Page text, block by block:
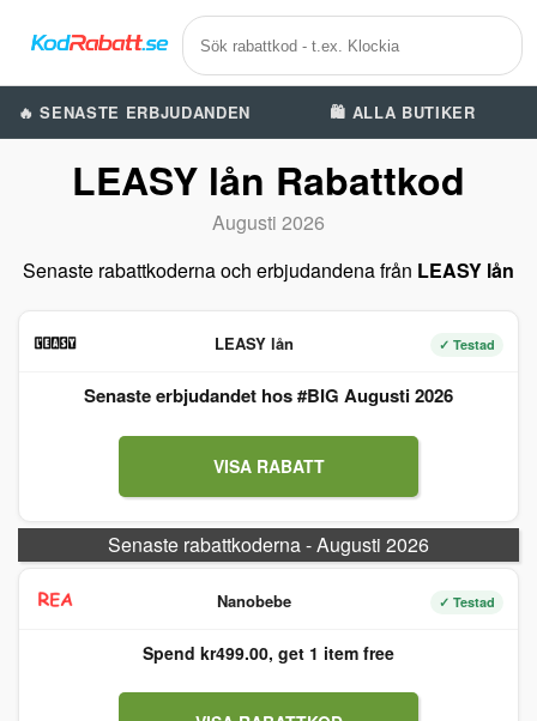
🔥 SENASTE ERBJUDANDEN 🛍️ ALLA BUTIKER
LEASY lån Rabattkod
Augusti 2026
Senaste rabattkoderna och erbjudandena från LEASY lån
LEASY lån ✓ Testad
Senaste erbjudandet hos #BIG Augusti 2026
VISA RABATT
Senaste rabattkoderna - Augusti 2026
Nanobebe ✓ Testad
Spend kr499.00, get 1 item free